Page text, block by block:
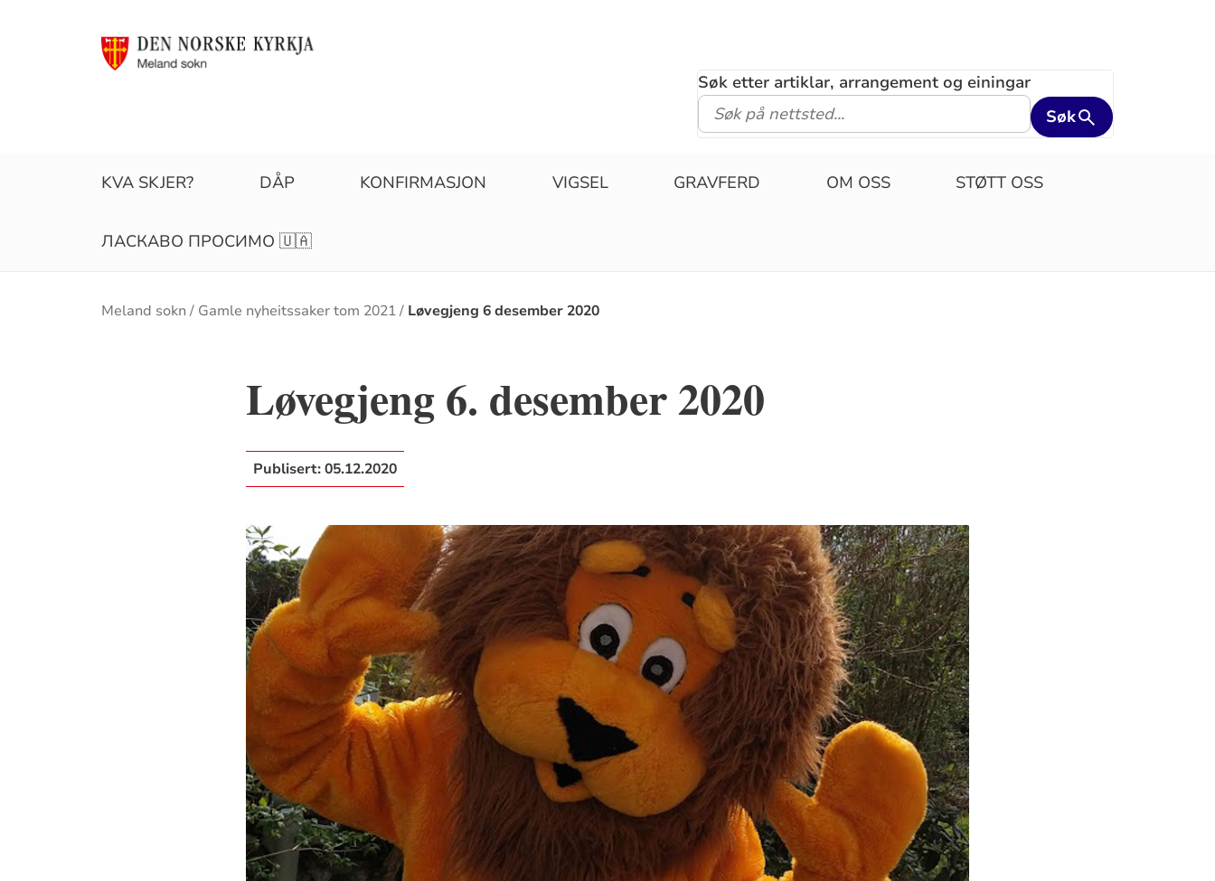
Søk etter artiklar, arrangement og einingar
Søk
KVA SKJER? DÅP KONFIRMASJON VIGSEL GRAVFERD OM OSS STØTT OSS
ЛАСКАВО ПРОСИМО 🇺🇦
Brødsmulesti
Meland sokn Gamle nyheitssaker tom 2021 Løvegjeng 6 desember 2020
Løvegjeng 6. desember 2020
Publisert:05.12.2020